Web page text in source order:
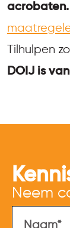
acrobaten.
Tilhulpen
DOIJ is
Neem